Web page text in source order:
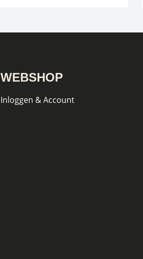
WEBSHOP
Inloggen & Account